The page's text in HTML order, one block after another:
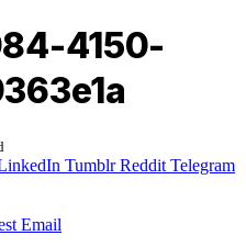
4150-
Tumblr Reddit Telegram
Email